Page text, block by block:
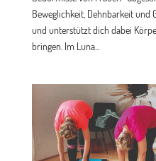
Beweglichkeit, Dehnbarkeit und
und unterstützt dich dabei
bringen. Im Luna...